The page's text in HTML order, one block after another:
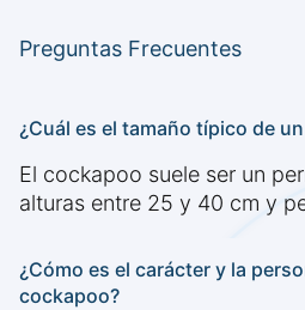
Preguntas Frecuentes
¿Cuál es el tamaño típico de
El cockapoo suele ser un
alturas entre 25 y 40 cm y
¿Cómo es el carácter y la
cockapoo?